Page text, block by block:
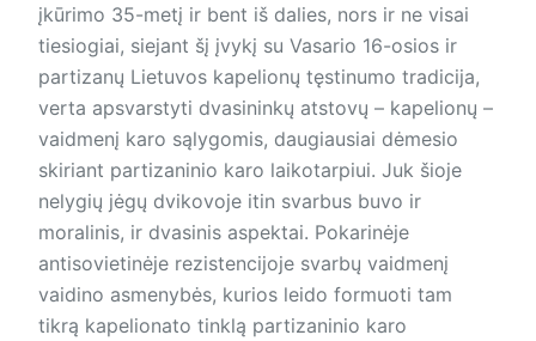
įkūrimo 35-metį ir bent iš dalies, nors ir ne visai
tiesiogiai, siejant šį įvykį su Vasario 16-osios ir
partizanų Lietuvos kapelionų tęstinumo tradicija,
verta apsvarstyti dvasininkų atstovų – kapelionų –
vaidmenį karo sąlygomis, daugiausiai dėmesio
skiriant partizaninio karo laikotarpiui. Juk šioje
nelygių jėgų dvikovoje itin svarbus buvo ir
moralinis, ir dvasinis aspektai. Pokarinėje
antisovietinėje rezistencijoje svarbų vaidmenį
vaidino asmenybės, kurios leido formuoti tam
tikrą kapelionato tinklą partizaninio karo